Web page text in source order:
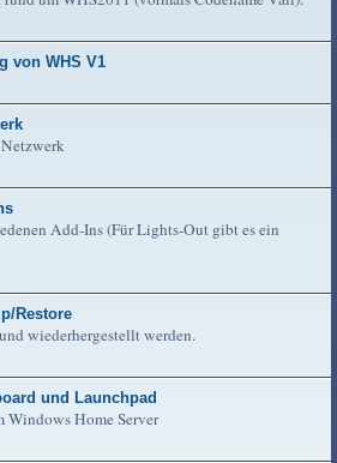
von WHS V1
Add-Ins (Für Lights-Out gibt es ein
Restore
wiederhergestellt werden.
und Launchpad
Windows Home Server